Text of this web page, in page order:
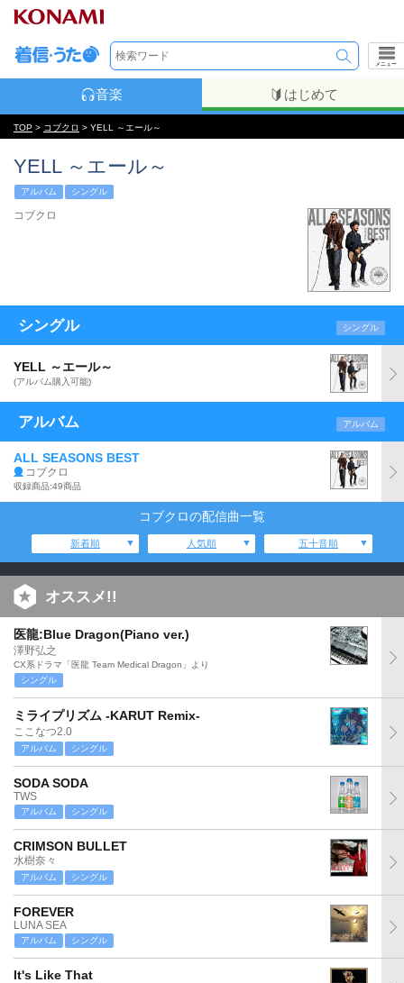
メニュー
音楽 はじめて
TOP > コブクロ > YELL ～エール～
YELL ～エール～
アルバム シングル
コブクロ
シングル シングル
YELL ～エール～
(アルバム購入可能)
アルバム アルバム
ALL SEASONS BEST
コブクロ
収録商品:49商品
コブクロの配信曲一覧
新着順 人気順 五十音順
オススメ!!
医龍:Blue Dragon(Piano ver.)
澤野弘之
CX系ドラマ「医龍 Team Medical Dragon」より
シングル
ミライプリズム -KARUT Remix-
ここなつ2.0
アルバム シングル
SODA SODA
TWS
アルバム シングル
CRIMSON BULLET
水樹奈々
アルバム シングル
FOREVER
LUNA SEA
アルバム シングル
It's Like That